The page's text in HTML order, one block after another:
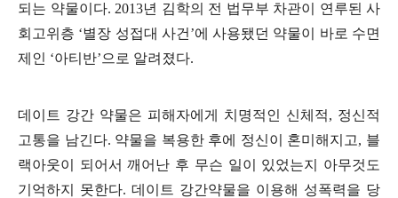
되는 약물이다. 2013년 김학의 전 법무부 차관이 연루된 사
회고위층 ‘별장 성접대 사건’에 사용됐던 약물이 바로 수면
제인 ‘아티반’으로 알려졌다.
데이트 강간 약물은 피해자에게 치명적인 신체적, 정신적
고통을 남긴다. 약물을 복용한 후에 정신이 혼미해지고, 블
랙아웃이 되어서 깨어난 후 무슨 일이 있었는지 아무것도
기억하지 못한다. 데이트 강간약물을 이용해 성폭력을 당